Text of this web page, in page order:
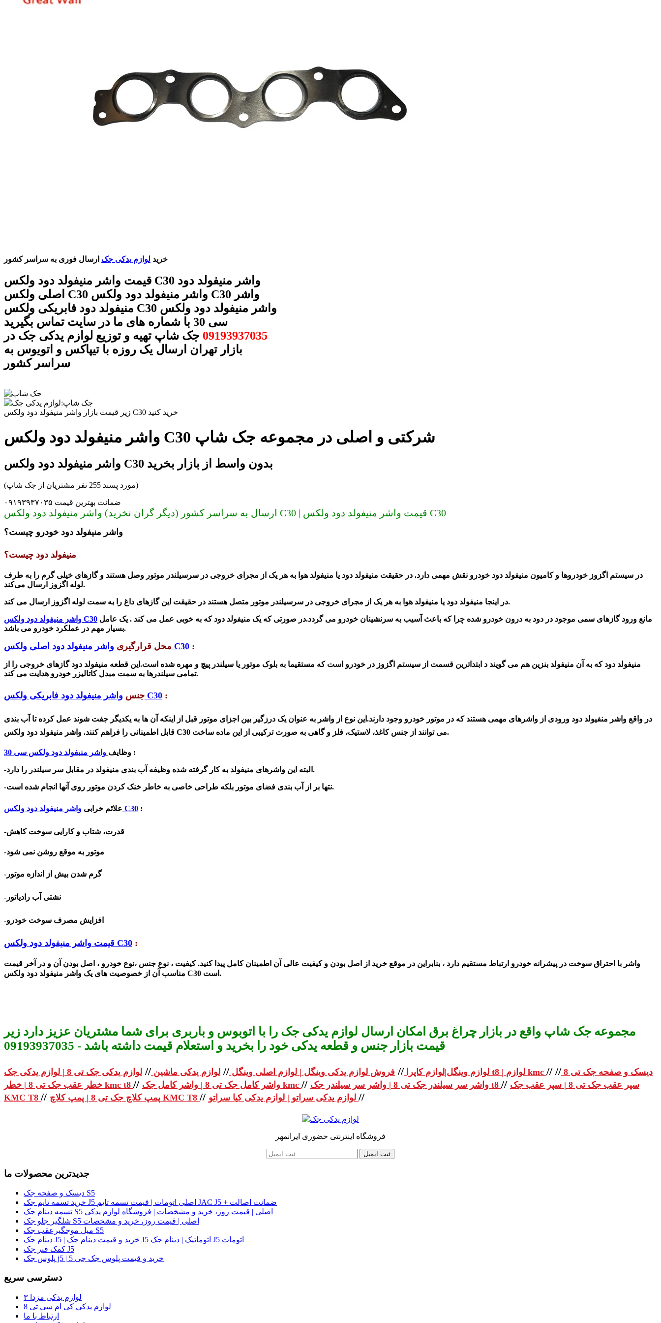
خرید لوازم یدکی جک ارسال فوری به سراسر کشور
قیمت واشر منیفولد دود ولکس C30 واشر منیفولد دود
اصلی ولکس C30 واشر منیفولد دود ولکس C30 واشر
منیفولد دود فابریکی ولکس C30 واشر منیفولد دود ولکس
سی 30 با شماره های ما در سایت تماس بگیرید
09193937035 جک شاپ تهیه و توزیع لوازم یدکی جک در
بازار تهران ارسال یک روزه با تیپاکس و اتویوس به
سراسر کشور
زیر قیمت بازار واشر منیفولد دود ولکس C30 خرید کنید
واشر منیفولد دود ولکس C30 شرکتی و اصلی در مجموعه جک شاپ
واشر منیفولد دود ولکس C30 بدون واسط از بازار بخرید
(مورد پسند 255 نفر مشتریان از جک شاپ)
ضمانت بهترین قیمت ۰۹۱۹۳۹۳۷۰۳۵
ارسال به سراسر کشور (دیگر گران نخرید) واشر منیفولد دود ولکس C30 | قیمت واشر منیفولد دود ولکس C30
واشر منیفولد دود خودرو چیست؟
منیفولد دود چیست؟
در سیستم اگزوز خودروها و کامیون منیفولد دود خودرو نقش مهمی دارد. در حقیقت منیفولد دود یا منیفولد هوا به هر یک از مجرای خروجی در سرسیلندر موتور وصل هستند و گازهای خیلی گرم را به طرف
لوله اگزوز ارسال می‌کند.
در اینجا منیفولد دود یا منیفولد هوا به هر یک از مجرای خروجی در سرسیلندر موتور متصل هستند در حقیقت این گازهای داغ را به سمت لوله اگزوز ارسال می کند.
واشر منیفولد دود ولکس C30 مانع ورود گازهای سمی موجود در دود به درون خودرو شده چرا که باعث آسیب به سرنشینان خودرو می گردد.در صورتی که یک منیفولد دود که به خوبی عمل می کند . یک عامل
بسیار مهم در عملکرد خودرو می باشد.
محل قرارگیری واشر منیفولد دود اصلی ولکس C30 :
منیفولد دود که به آن منیفولد بنزین هم می گویند د ابتداترین قسمت از سیستم اگزوز در خودرو است که مستقیما به بلوک موتور یا سیلندر پیچ و مهره شده است.این قطعه منیفولد دود گازهای خروجی را از
تمامی سیلندرها به سمت مبدل کاتالیزر خودرو هدایت می کند.
جنس واشر منیفولد دود فابریکی ولکس C30 :
در واقع واشر منفیولد دود ورودی از واشرهای مهمی هستند که در موتور خودرو وجود دارند.این نوع از واشر به عنوان یک درزگیر بین اجزای موتور قبل از اینکه آن ها به یکدیگر جفت شوند عمل کرده تا آب بندی
قابل اطمینانی را فراهم کنند. واشر منیفولد دود ولکس C30 می توانند از جنس کاغذ، لاستیک، فلز و گاهی به صورت ترکیبی از این ماده ساخت.
وظایف واشر منیفولد دود ولکس سی 30 :
-البته این واشرهای منیفولد به کار گرفته شده وظیفه آب بندی منیفولد در مقابل سر سیلندر را دارد.
-نتها بر از آب بندی فضای موتور بلکه طراحی خاصی به خاطر خنک کردن موتور روی آنها انجام شده است.
علائم خرابی واشر منیفولد دود ولکس C30 :
-قدرت، شتاب و کارایی سوخت کاهش
-موتور به موقع روشن نمی شود
-گرم شدن بیش از اندازه موتور
-نشتی آب رادیاتور
-افزایش مصرف سوخت خودرو
قیمت واشر منیفولد دود ولکس C30 :
واشر با احتراق سوخت در پیشرانه خودرو ارتباط مستقیم دارد ، بنابراین در موقع خرید از اصل بودن و کیفیت عالی آن اطمینان کامل پیدا کنید. کیفیت ، نوع جنس ،نوع خودرو ، اصل بودن آن و در آخر قیمت
مناسب آن از خصوصیت های یک واشر منیفولد دود ولکس C30 است.
مجموعه جک شاپ واقع در بازار چراغ برق امکان ارسال لوازم یدکی جک را با اتوبوس و باربری برای شما مشتریان عزیز دارد زیر
قیمت بازار جنس و قطعه یدکی خود را بخرید و استعلام قیمت داشته باشد - 09193937035
لوازم وینگل|لوازم کاپرا// فروش لوازم یدکی وینگل | لوازم اصلی وینگل// لوازم یدکی ماشین// لوازم یدکی جک تی 8 | لوازم یدکی جک t8 | لوازم kmc // دیسک و صفحه جک تی 8 //
خطر عقب جک تی 8 | خطر kmc t8 // واشر کامل جک تی 8 | واشر کامل جک kmc // واشر سر سیلندر جک تی 8 | واشر سر سیلندر جک t8 // سپر عقب جک تی 8 | سپر عقب جک
KMC T8 // پمپ کلاچ جک تی 8 | پمپ کلاچ KMC T8 // //
فروشگاه اینترنتی حضوری ایرانمهر
ثبت ایمیل
جدیدترین محصولات ما
دیسک و صفحه جک S5
خرید تسمه تایم جک J5 اصلی اتومات | قیمت تسمه تایم JAC J5 + ضمانت اصالت
تسمه دینام جک S5 اصلی | قیمت روز، خرید و مشخصات | فروشگاه لوازم یدکی
شلگیر جلو جک S5 اصلی | قیمت روز، خرید و مشخصات
میل موجگیرعقب جک S5
دینام جک J5 | خرید و قیمت دینام جک J5 اتوماتیک | دینام جک J5 اتومات
کمک فنر جک J5
پلوس جک j5 | خرید و قیمت پلوس جک جی 5
دسترسی سریع
لوازم یدکی مزدا ۳
لوازم یدکی کی ام سی تی 8
ارتباط با ما